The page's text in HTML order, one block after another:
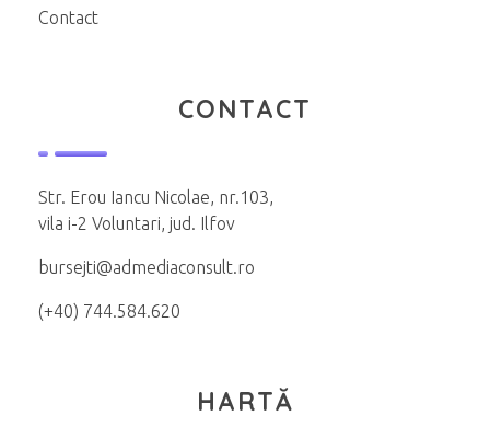
Contact
CONTACT
Str. Erou Iancu Nicolae, nr.103,
vila i-2 Voluntari, jud. Ilfov
bursejti@admediaconsult.ro
(+40) 744.584.620
HARTĂ